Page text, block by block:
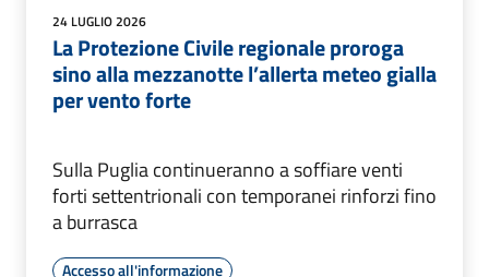
24 LUGLIO 2026
La Protezione Civile regionale proroga
sino alla mezzanotte l’allerta meteo gialla
per vento forte
Sulla Puglia continueranno a soffiare venti
forti settentrionali con temporanei rinforzi fino
a burrasca
Accesso all'informazione